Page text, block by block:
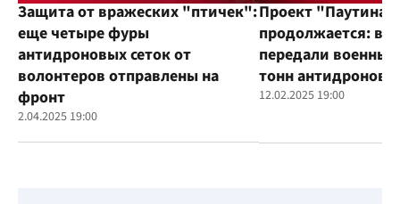
Защита от вражеских "птичек":
еще четыре фуры
антидроновых сеток от
волонтеров отправлены на
фронт
2.04.2025 19:00
Проект "Паутина"
продолжается:
передали
тонн
12.02.2025 19:00